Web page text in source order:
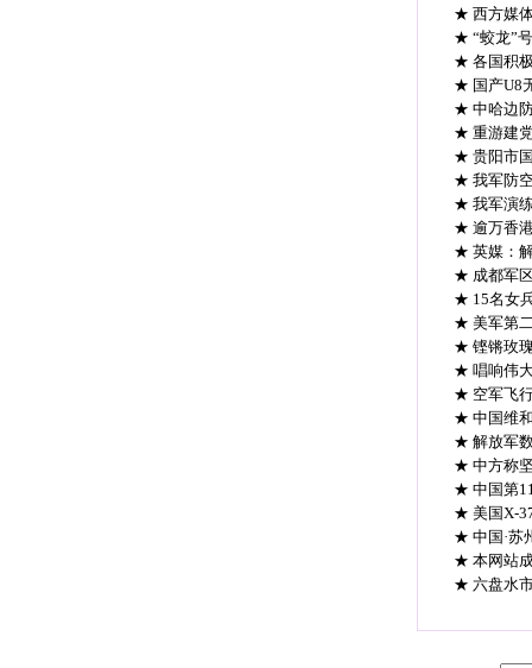
★ 西方媒
★ “蛟龙”
★ 各国积
★ 国产U8
★ 中哈边
★ 重游建
★ 贵阳市
★ 我军防
★ 我军演
★ 逾万香
★ 英媒：
★ 成都军
★ 15名女
★ 美军第
★ 铿锵玫
★ 唱响伟
★ 空军飞
★ 中国维
★ 解放军
★ 中方称
★ 中国第
★ 美国X-
★ 中国·苏
★ 本网站
★ 六盘水